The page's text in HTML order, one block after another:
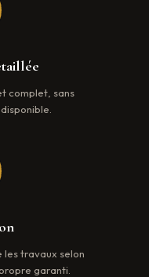
complet, sans
travaux selon
garanti.